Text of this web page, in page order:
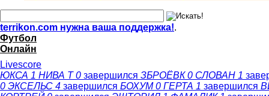
terrikon.com нужна ваша поддержка!.
Футбол
Онлайн
Livescore
ЮКСА 1 НИВА Т 0 завершился ЗБРОЁВК 0 СЛОВАН 1
0 ЭКСЕЛЬС 4 завершился БОХУМ 0 ГЕРТА 1 завершился